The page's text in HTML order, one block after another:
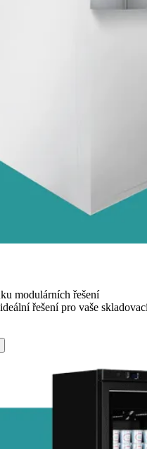
modulárních řešení
řešení pro vaše